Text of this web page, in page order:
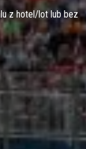
z hotel/lot lub bez